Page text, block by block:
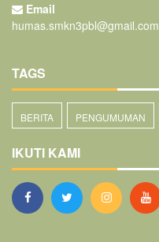
Email
humas.smkn3pbl@gmail.com
TAGS
BERITA PENGUMUMAN
IKUTI KAMI